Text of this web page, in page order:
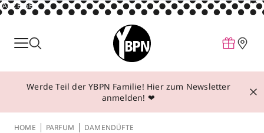
ANZEIGE
Parfum
Make-up
Behandlungen
Werde Teil der YBPN Familie! Hier zum Newsletter
anmelden! ❤
HOME PARFUM DAMENDÜFTE